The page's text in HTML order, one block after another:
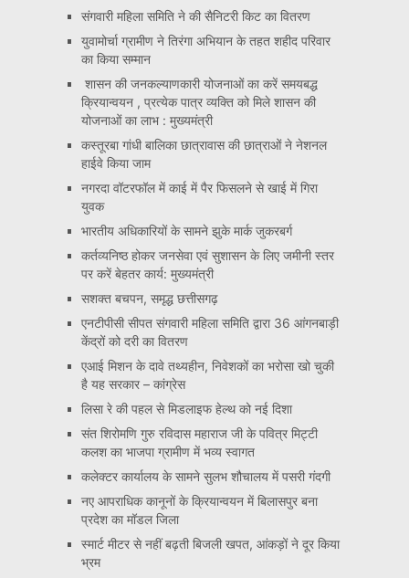
संगवारी महिला समिति ने की सैनिटरी किट का वितरण
युवामोर्चा ग्रामीण ने तिरंगा अभियान के तहत शहीद परिवार
का किया सम्मान
शासन की जनकल्याणकारी योजनाओं का करें समयबद्ध
क्रियान्वयन , प्रत्येक पात्र व्यक्ति को मिले शासन की
योजनाओं का लाभ : मुख्यमंत्री
कस्तूरबा गांधी बालिका छात्रावास की छात्राओं ने नेशनल
हाईवे किया जाम
नगरदा वॉटरफॉल में काई में पैर फिसलने से खाई में गिरा
युवक
भारतीय अधिकारियों के सामने झुके मार्क जुकरबर्ग
कर्तव्यनिष्ठ होकर जनसेवा एवं सुशासन के लिए जमीनी स्तर
पर करें बेहतर कार्य: मुख्यमंत्री
सशक्त बचपन, समृद्ध छत्तीसगढ़
एनटीपीसी सीपत संगवारी महिला समिति द्वारा 36 आंगनबाड़ी
केंद्रों को दरी का वितरण
एआई मिशन के दावे तथ्यहीन, निवेशकों का भरोसा खो चुकी
है यह सरकार – कांग्रेस
लिसा रे की पहल से मिडलाइफ हेल्थ को नई दिशा
संत शिरोमणि गुरु रविदास महाराज जी के पवित्र मिट्टी
कलश का भाजपा ग्रामीण में भव्य स्वागत
कलेक्टर कार्यालय के सामने सुलभ शौचालय में पसरी गंदगी
नए आपराधिक कानूनों के क्रियान्वयन में बिलासपुर बना
प्रदेश का मॉडल जिला
स्मार्ट मीटर से नहीं बढ़ती बिजली खपत, आंकड़ों ने दूर किया
भ्रम